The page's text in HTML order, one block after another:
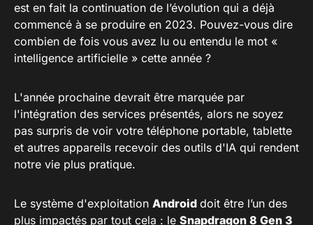
est en fait la continuation de l’évolution qui a déjà
commencé à se produire en 2023. Pouvez-vous dire
combien de fois vous avez lu ou entendu le mot «
intelligence artificielle » cette année ?
L'année prochaine devrait être marquée par
l'intégration des services présentés, alors ne soyez
pas surpris de voir votre téléphone portable, tablette
et autres appareils recevoir des outils d'IA qui rendent
notre vie plus pratique.
Le système d'exploitation Android doit être l’un des
plus impactés par tout cela : le Snapdragon 8 Gen 3